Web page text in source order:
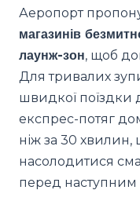
Аеропорт
магазинів
лаунж-зон, щоб
Для тривалих
швидкої поїздки
експрес-потяг
ніж за 30 хвилин,
насолодитися
перед наступним